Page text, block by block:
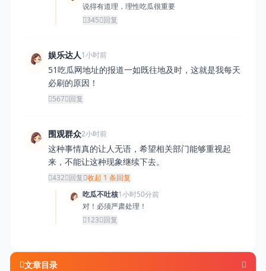
说得有道理，理性吃瓜很重要
345 回复
娱乐达人1小时前
51吃瓜网地址的报道一如既往地及时，这就是我每天
必刷的原因！
567 回复
围观群众2小时前
这种事情真的让人无语，希望相关部门能够重视起
来，不能让这种现象继续下去。
432 回复 收起 1 条回复
吃瓜不吐核1小时50分前
对！必须严肃处理！
123 回复
文章目录